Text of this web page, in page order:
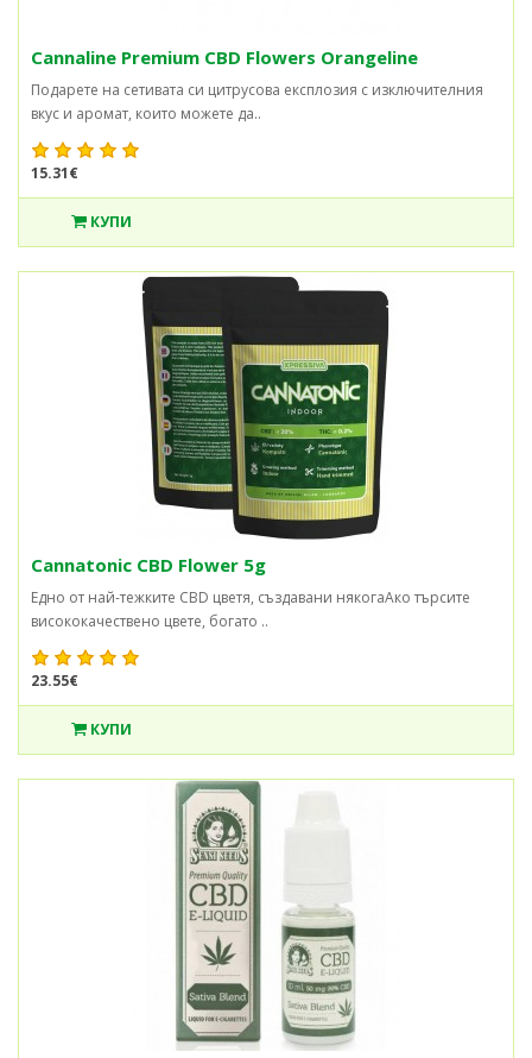
Cannaline Premium CBD Flowers Orangeline
Подарете на сетивата си цитрусова експлозия с изключителния
вкус и аромат, които можете да..
15.31€
КУПИ
Cannatonic CBD Flower 5g
Едно от най-тежките CBD цветя, създавани някогаАко търсите
висококачествено цвете, богато ..
23.55€
КУПИ